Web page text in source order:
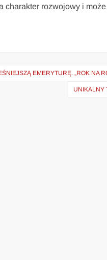
charakter rozwojowy i
EMERYTURĘ. „ROK NA
UNIKALNY